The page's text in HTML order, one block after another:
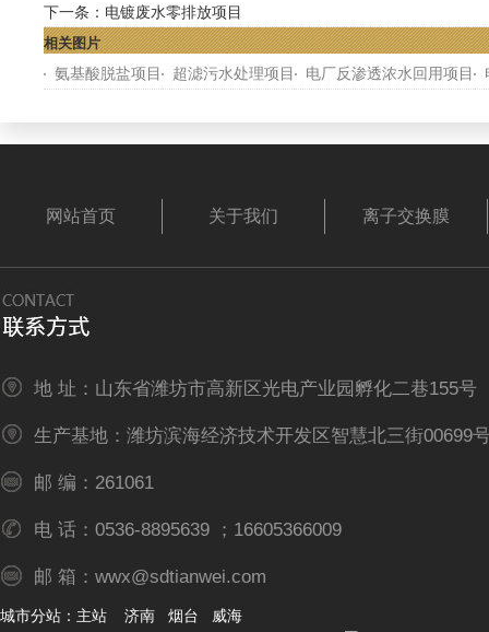
下一条： 电镀废水零排放项目
相关图片
氨基酸脱盐项目
超滤污水处理项目 电厂反渗透浓水回用项目
网站首页 关于我们 离子交换膜
地 址：山东省潍坊市高新区光电产业园孵化二巷155号
生产基地：潍坊滨海经济技术开发区智慧北三街00699
邮 编：261061
电 话：0536-8895639 ；16605366009
邮 箱：wwx@sdtianwei.com
城市分站： 主站 济南 烟台
威海